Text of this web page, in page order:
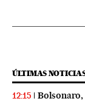
ÚLTIMAS
12:15 Bolsonaro,